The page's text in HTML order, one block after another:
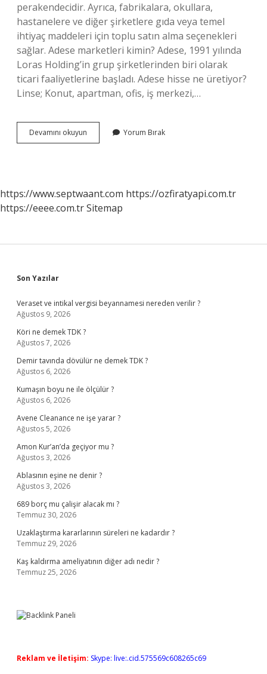
perakendecidir. Ayrıca, fabrikalara, okullara,
hastanelere ve diğer şirketlere gıda veya temel
ihtiyaç maddeleri için toplu satın alma seçenekleri
sağlar. Adese marketleri kimin? Adese, 1991 yılında
Loras Holding’in grup şirketlerinden biri olarak
ticari faaliyetlerine başladı. Adese hisse ne üretiyor?
Linse; Konut, apartman, ofis, iş merkezi,…
Devamını okuyun
Hangi
Yorum Bırak
https://www.septwaant.com https://ozfiratyapi.com.tr
https://eeee.com.trSitemap
Sidebar
Son Yazılar
Veraset ve intikal vergisi beyannamesi nereden verilir ?
Ağustos 9, 2026
Köri ne demek TDK ?
Ağustos 7, 2026
Demir tavında dövülür ne demek TDK ?
Ağustos 6, 2026
Kumaşın boyu ne ile ölçülür ?
Ağustos 6, 2026
Avene Cleanance ne işe yarar ?
Ağustos 5, 2026
Amon Kur’an’da geçiyor mu ?
Ağustos 3, 2026
Ablasının eşine ne denir ?
Ağustos 3, 2026
689 borç mu çalişir alacak mı ?
Temmuz 30, 2026
Uzaklaştırma kararlarının süreleri ne kadardır ?
Temmuz 29, 2026
Kaş kaldırma ameliyatının diğer adı nedir ?
Temmuz 25, 2026
Reklam ve İletişim: Skype: live:.cid.575569c608265c69